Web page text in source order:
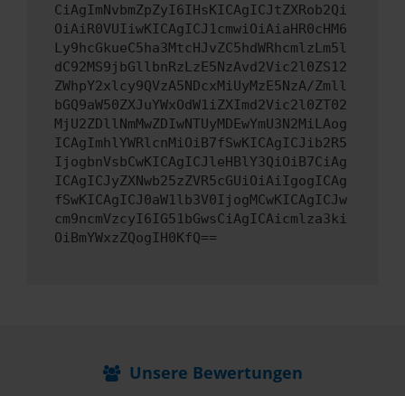
CiAgImNvbmZpZyI6IHsKICAgICJtZXRob2Qi
OiAiR0VUIiwKICAgICJ1cmwiOiAiaHR0cHM6
Ly9hcGkueC5ha3MtcHJvZC5hdWRhcmlzLm5l
dC92MS9jbGllbnRzLzE5NzAvd2Vic2l0ZS12
ZWhpY2xlcy9QVzA5NDcxMiUyMzE5NzA/Zmll
bGQ9aW50ZXJuYWxOdW1iZXImd2Vic2l0ZT02
MjU2ZDllNmMwZDIwNTUyMDEwYmU3N2MiLAog
ICAgImhlYWRlcnMiOiB7fSwKICAgICJib2R5
IjogbnVsbCwKICAgICJleHBlY3QiOiB7CiAg
ICAgICJyZXNwb25zZVR5cGUiOiAiIgogICAg
fSwKICAgICJ0aW1lb3V0IjogMCwKICAgICJw
cm9ncmVzcyI6IG51bGwsCiAgICAicmlza3ki
OiBmYWxzZQogIH0KfQ==
Unsere Bewertungen